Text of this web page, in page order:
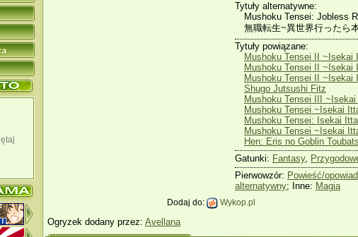
Tytuły alternatywne:
Mushoku Tensei: Jobless
無職転生~異世界行ったら
Tytuły powiązane:
Mushoku Tensei II ~Isekai
Mushoku Tensei II ~Isekai
Mushoku Tensei II ~Isekai
Shugo Jutsushi Fitz
Mushoku Tensei III
Mushoku Tensei ~Isekai
Mushoku Tensei: Isekai
Mushoku Tensei ~Isekai
Hen: Eris no Goblin
Gatunki: Fantasy,
Pierwowzór: Powieść/
alternatywny; Inne: Magia
Dodaj do: Wykop.pl
Ogryzek dodany przez: Avellana